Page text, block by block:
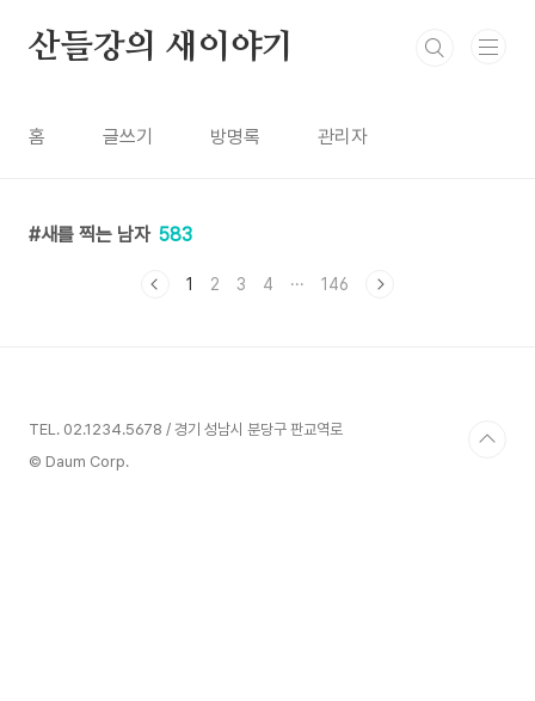
산들강의 새이야기
홈 글쓰기 방명록 관리자
새를 찍는 남자 583
1 2 3 4 ··· 146
TEL. 02.1234.5678 / 경기 성남시 분당구 판교역로
© Daum Corp.